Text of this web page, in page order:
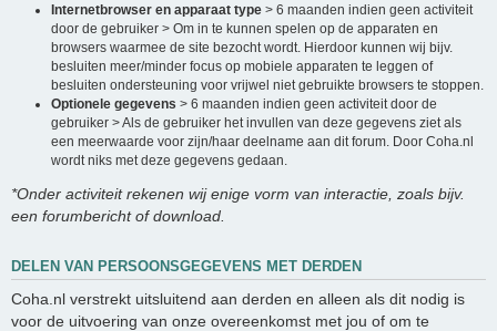
Internetbrowser en apparaat type > 6 maanden indien geen activiteit
door de gebruiker > Om in te kunnen spelen op de apparaten en
browsers waarmee de site bezocht wordt. Hierdoor kunnen wij bijv.
besluiten meer/minder focus op mobiele apparaten te leggen of
besluiten ondersteuning voor vrijwel niet gebruikte browsers te stoppen.
Optionele gegevens > 6 maanden indien geen activiteit door de
gebruiker > Als de gebruiker het invullen van deze gegevens ziet als
een meerwaarde voor zijn/haar deelname aan dit forum. Door Coha.nl
wordt niks met deze gegevens gedaan.
*Onder activiteit rekenen wij enige vorm van interactie, zoals bijv.
een forumbericht of download.
DELEN VAN PERSOONSGEGEVENS MET DERDEN
Coha.nl verstrekt uitsluitend aan derden en alleen als dit nodig is
voor de uitvoering van onze overeenkomst met jou of om te